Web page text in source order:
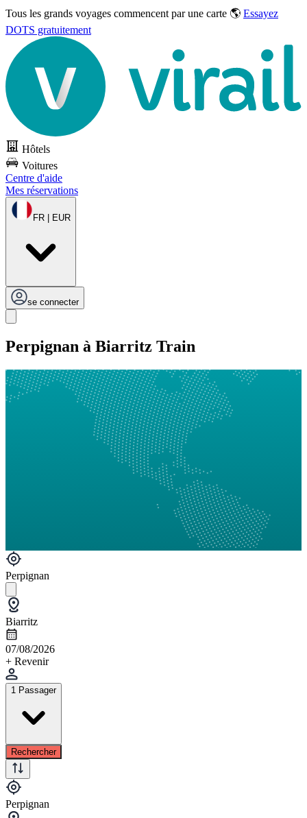
Tous les grands voyages commencent par une carte 🌎 Essayez
DOTS gratuitement
Hôtels
Voitures
Centre d'aide
Mes réservations
FR | EUR
se connecter
Perpignan à Biarritz Train
Perpignan
Biarritz
07/08/2026
+ Revenir
1 Passager
Rechercher
Perpignan